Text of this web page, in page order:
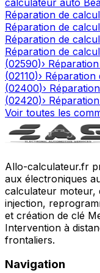
Réparation de
Réparation de
Réparation de
Réparation de
(02590)›
(02110)› Réparation
(02400)›
(02420)›
Voir toutes les
Allo-calculateur.fr
aux électroniques
calculateur moteur,
injection,
et création de clé
Intervention à
frontaliers.
Navigation